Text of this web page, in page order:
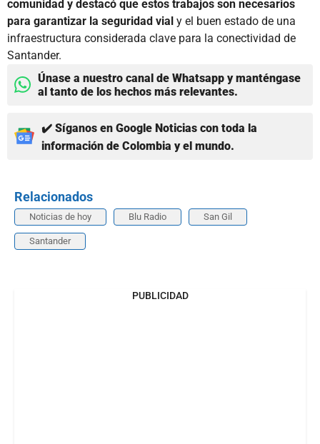
comunidad y destacó que estos trabajos son necesarios
para garantizar la seguridad vial y el buen estado de una
infraestructura considerada clave para la conectividad de
Santander.
Únase a nuestro canal de Whatsapp y manténgase
al tanto de los hechos más relevantes.
✔️ Síganos en Google Noticias con toda la
información de Colombia y el mundo.
Relacionados
Noticias de hoy Blu Radio San Gil
Santander
PUBLICIDAD